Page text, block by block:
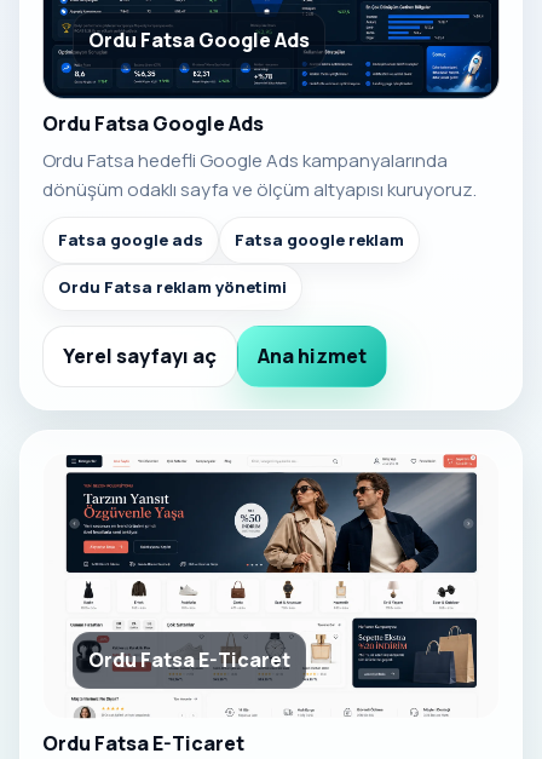
Ordu Fatsa Google Ads
Ordu Fatsa Google Ads
Ordu Fatsa hedefli Google Ads kampanyalarında
dönüşüm odaklı sayfa ve ölçüm altyapısı kuruyoruz.
Fatsa google ads Fatsa google reklam
Ordu Fatsa reklam yönetimi
Yerel sayfayı aç Ana hizmet
Ordu Fatsa E-Ticaret
Ordu Fatsa E-Ticaret